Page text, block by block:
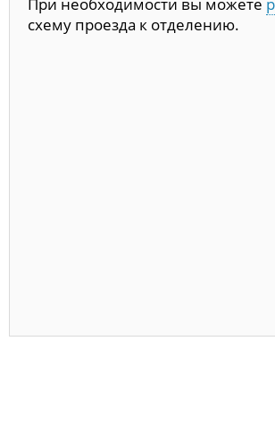
схему проезда к отделению.